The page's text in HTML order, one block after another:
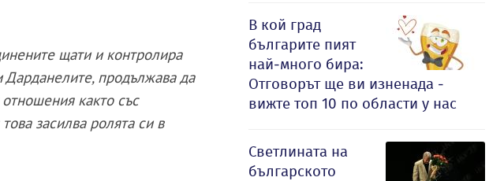
щати и контролира
продължава да
както със
засилва ролята си в
В кой град
българите пият
най-много бира:
Отговорът ще ви изненада -
вижте топ 10 по области у нас
Светлината на
българското